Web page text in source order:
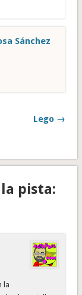
Sánchez
Lego →
pista:
la